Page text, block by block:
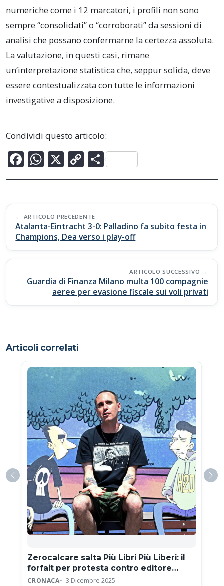
numeriche come i 12 marcatori, i profili non sono
sempre “consolidati” o “corroborati” da sessioni di
analisi che possano confermarne la certezza assoluta.
La valutazione, in questi casi, rimane
un’interpretazione statistica che, seppur solida, deve
essere contestualizzata con tutte le informazioni
investigative a disposizione.
Condividi questo articolo:
F
ac
b
o
o
k
W
h
s
A
p
p
X C
o
y
Li
n
k
C
o
di
vi
di
Post
navigation
ARTICOLO PRECEDENTE
Atalanta-Eintracht 3-0: Palladino fa subito festa in
Champions, Dea verso i play-off
ARTICOLO SUCCESSIVO
Guardia di Finanza Milano multa 100 compagnie
aeree per evasione fiscale sui voli privati
Articoli correlati
Zerocalcare salta Più Libri Più Liberi: il
forfait per protesta contro editore
neofascista
CRONACA 3 Dicembre 2025